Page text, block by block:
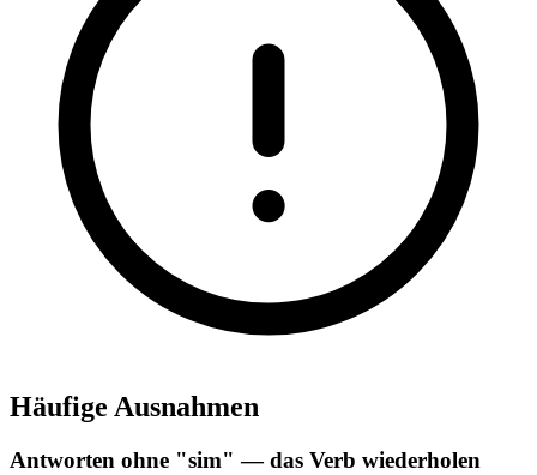
Häufige Ausnahmen
Antworten ohne "sim" — das Verb wiederholen